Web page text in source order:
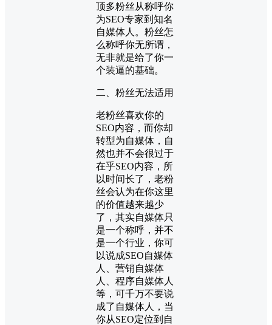
顶多粉丝从称呼你
为SEO专家到知名
自媒体人。粉丝怎
么称呼你无所谓，
无非就是给了你一
个装逼的基础。
二、粉丝无法适用
老粉丝喜欢你的
SEO内容，而你却
转型为自媒体，自
然也并不会很过于
在乎SEO内容，所
以时间长了，老粉
丝会认为在你这里
的价值越来越少
了，其实自媒体只
是一个称呼，并不
是一个行业，你可
以说成SEO自媒体
人、营销自媒体
人、程序自媒体人
等，可千万不要说
成了自媒体人，当
你从SEO定位到自